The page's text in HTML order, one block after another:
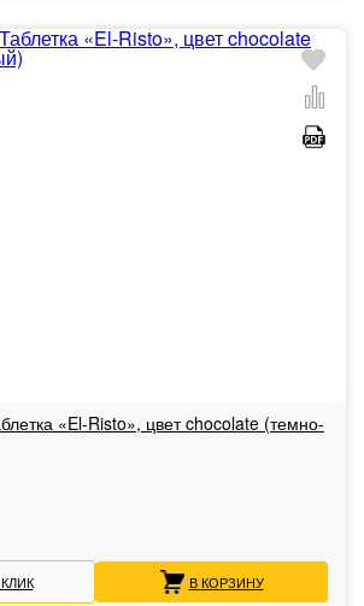
«El-Risto», цвет chocolate (темно-
В КОРЗИНУ